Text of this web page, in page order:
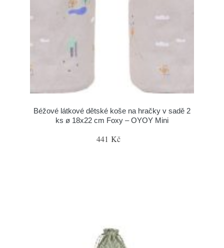
Béžové látkové dětské koše na hračky v sadě 2
ks ø 18x22 cm Foxy – OYOY Mini
441 Kč